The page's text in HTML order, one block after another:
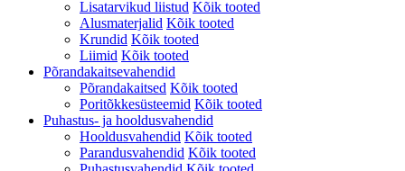
Lisatarvikud liistud Kõik tooted
Alusmaterjalid Kõik tooted
Krundid Kõik tooted
Liimid Kõik tooted
Põrandakaitsevahendid
Põrandakaitsed Kõik tooted
Poritõkkesüsteemid Kõik tooted
Puhastus- ja hooldusvahendid
Hooldusvahendid Kõik tooted
Parandusvahendid Kõik tooted